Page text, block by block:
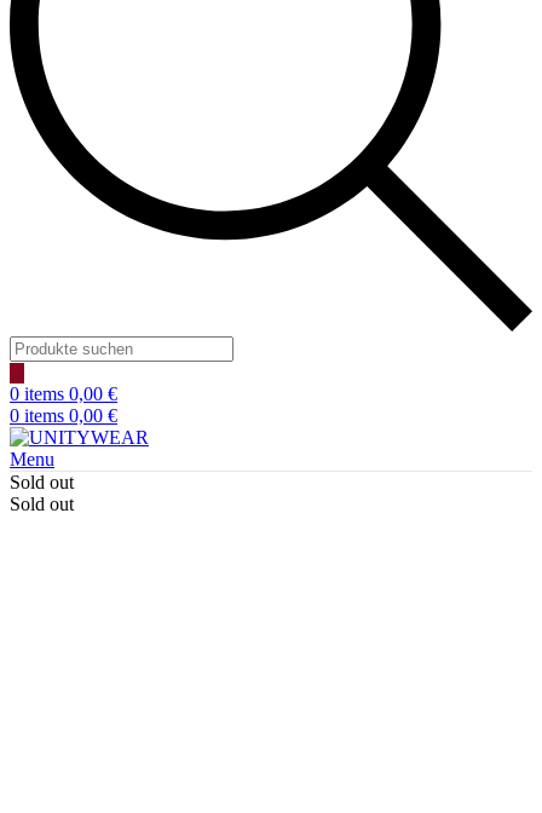
Products
search
0 items 0,00 €
0 items 0,00 €
Menu
Sold out
Sold out